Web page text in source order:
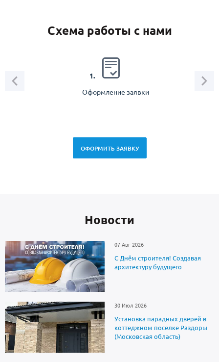
Схема работы с нами
1.
Оформление заявки
ОФОРМИТЬ ЗАЯВКУ
Новоcти
07 Авг 2026
С Днём строителя! Создавая
архитектуру будущего
30 Июл 2026
Установка парадных дверей в
коттеджном поселке Раздоры
(Московская область)